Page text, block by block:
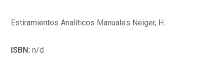
Estiramientos Analíticos Manuales Neiger, H.
ISBN: n/d